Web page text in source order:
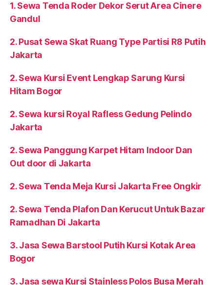
1. Sewa Tenda Roder Dekor Serut Area Cinere
Gandul
2. Pusat Sewa Skat Ruang Type Partisi R8 Putih
Jakarta
2. Sewa Kursi Event Lengkap Sarung Kursi
Hitam Bogor
2. Sewa kursi Royal Rafless Gedung Pelindo
Jakarta
2. Sewa Panggung Karpet Hitam Indoor Dan
Out door di Jakarta
2. Sewa Tenda Meja Kursi Jakarta Free Ongkir
2. Sewa Tenda Plafon Dan Kerucut Untuk Bazar
Ramadhan Di Jakarta
3. Jasa Sewa Barstool Putih Kursi Kotak Area
Bogor
3. Jasa sewa Kursi Stainless Polos Busa Merah